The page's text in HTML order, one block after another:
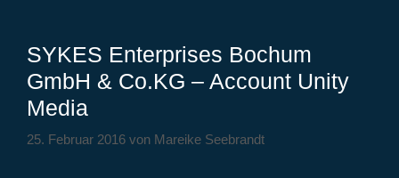
SYKES Enterprises Bochum
GmbH & Co.KG – Account Unity
Media
25. Februar 2016 von Mareike Seebrandt